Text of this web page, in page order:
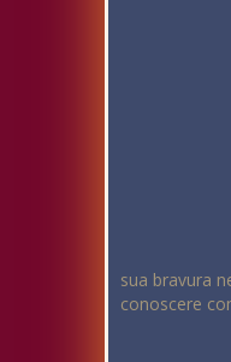
sua bravura
conoscere